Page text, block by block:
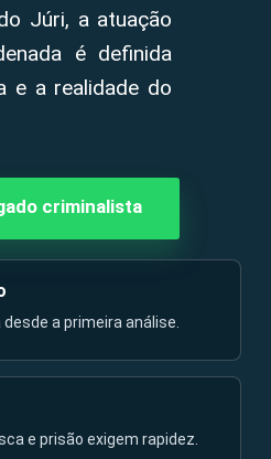
Júri, a atuação
é definida
e a realidade do
criminalista
a primeira análise.
e prisão exigem rapidez.